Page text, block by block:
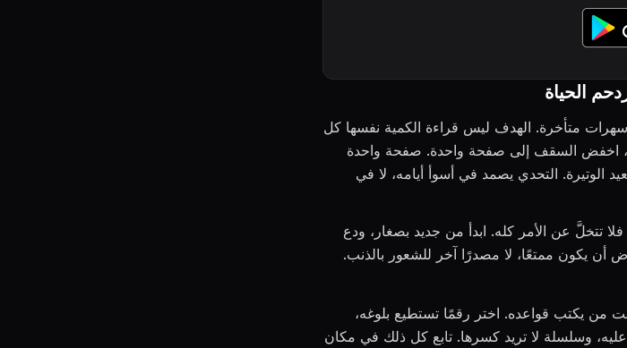
الحياة
متأخرة. الهدف ليس قراءة الكمية نفسها كل
اخفض السقف إلى صفحة واحدة. صفحة واحدة
الوتيرة. التحدي يصمد في أسوأ أيامه، لا في
تتخلَّ عن الأمر كله. ابدأ من جديد بصغار، ودع
أن يكون ممتعًا، لا مصدرًا آخر للشعور بالذنب.
من يكتب قواعده. اختر رقمًا تستطيع بلوغه،
وسلسلة لا تريد كسرها. تابع كل ذلك في مكان